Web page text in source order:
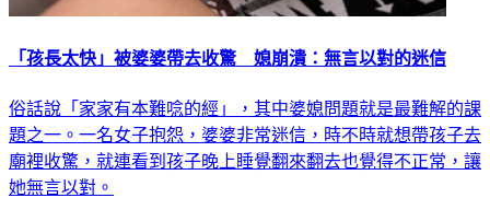
「孩長太快」被婆婆帶去收驚 媳崩潰：無言以對的迷信
俗話說「家家有本難唸的經」，其中婆媳問題就是最難解的課
題之一。一名女子抱怨，婆婆非常迷信，時不時就想帶孩子去
廟裡收驚，就連看到孩子晚上睡覺翻來翻去也覺得不正常，讓
她無言以對。